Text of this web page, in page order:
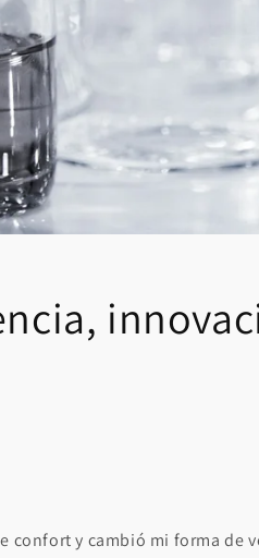
confort y cambió mi forma de